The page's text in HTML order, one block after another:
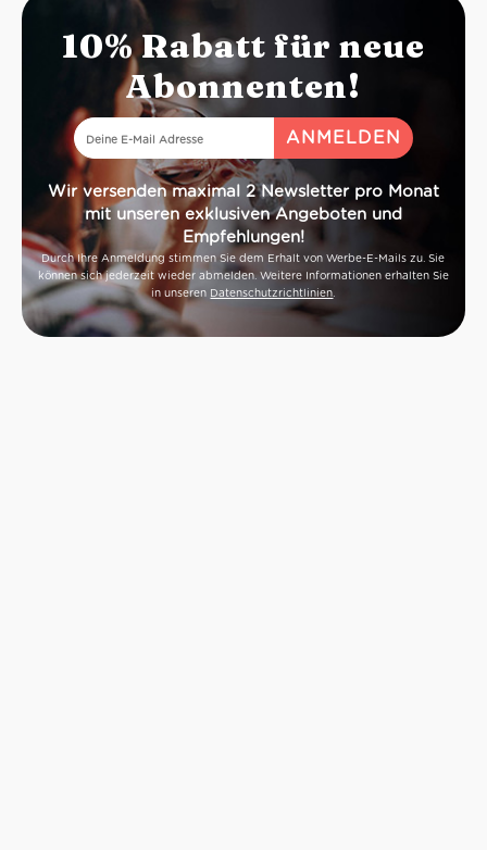
10% Rabatt für neue
Abonnenten!
Wir versenden maximal 2 Newsletter pro Monat
mit unseren exklusiven Angeboten und
Empfehlungen!
Durch Ihre Anmeldung stimmen Sie dem Erhalt von Werbe-E-Mails zu. Sie
können sich jederzeit wieder abmelden. Weitere Informationen erhalten Sie
in unseren Datenschutzrichtlinien.